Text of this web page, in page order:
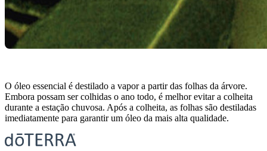
O óleo essencial é destilado a vapor a partir das folhas da árvore.
Embora possam ser colhidas o ano todo, é melhor evitar a colheita
durante a estação chuvosa. Após a colheita, as folhas são destiladas
imediatamente para garantir um óleo da mais alta qualidade.